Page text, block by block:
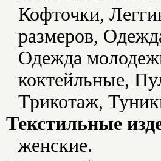
Кофточки,
размеров,
Одежда
коктейльные,
Трикотаж,
Текстильные
женские.